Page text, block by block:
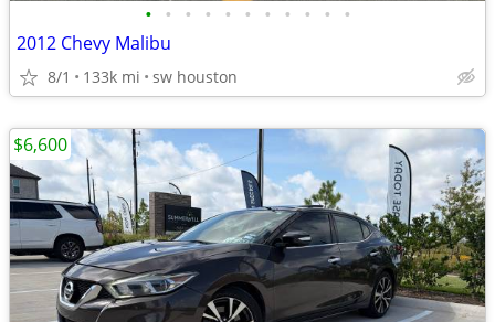
• • • • • • • • • • •
2012 Chevy Malibu
8/1 133k mi sw houston
$6,600